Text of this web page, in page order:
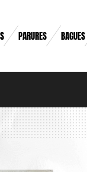
PARURES BAGUES